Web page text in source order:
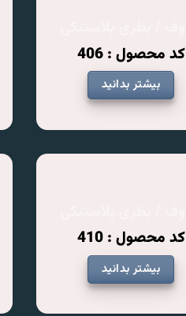
کد محصول : 406
بیشتر بدانید
کد محصول : 410
بیشتر بدانید